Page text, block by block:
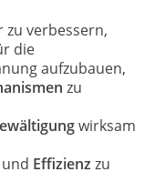
zu verbessern,
die
aufzubauen,
zu
wirksam
und Effizienz zu